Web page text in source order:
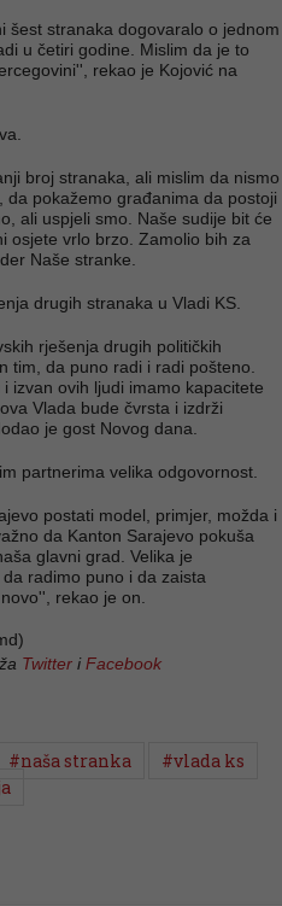
šest stranaka dogovaralo o jednom
u četiri godine. Mislim da je to
rekao je Kojović na
broj stranaka, ali mislim da nismo
pokažemo građanima da postoji
ali uspjeli smo. Naše sudije bit će
osjete vrlo brzo. Zamolio bih za
Naše stranke.
drugih stranaka u Vladi KS.
rješenja drugih političkih
tim, da puno radi i radi pošteno.
izvan ovih ljudi imamo kapacitete
Vlada bude čvrsta i izdrži
je gost Novog dana.
partnerima velika odgovornost.
postati model, primjer, možda i
da Kanton Sarajevo pokuša
glavni grad. Velika je
radimo puno i da zaista
rekao je on.
Twitter iFacebook
#naša stranka
#vlada ks